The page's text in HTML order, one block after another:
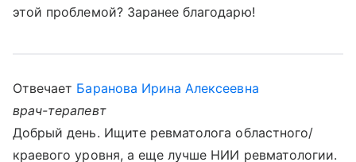
этой проблемой? Заранее благодарю!
Отвечает Баранова Ирина Алексеевна
врач-терапевт
Добрый день. Ищите ревматолога областного/
краевого уровня, а еще лучше НИИ ревматологии.